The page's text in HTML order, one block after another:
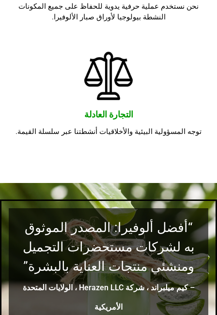
نحن نستخدم عملية حرفية يدوية للحفاظ على جميع المكونات
النشطة بيولوجيا لأوراق صبار الألوفيرا.
التجارة العادلة
توجه المسؤولية البيئية والأخلاقيات أنشطتنا عبر سلسلة القيمة.
“أفضل ألوفيرا: المصدر الموثوق
به لشركات مستحضرات التجميل
ومنشئي منتجات العناية بالبشرة”
– كيم ميلبراند ، شركة Herazen LLC ، الولايات المتحدة
الأمريكية